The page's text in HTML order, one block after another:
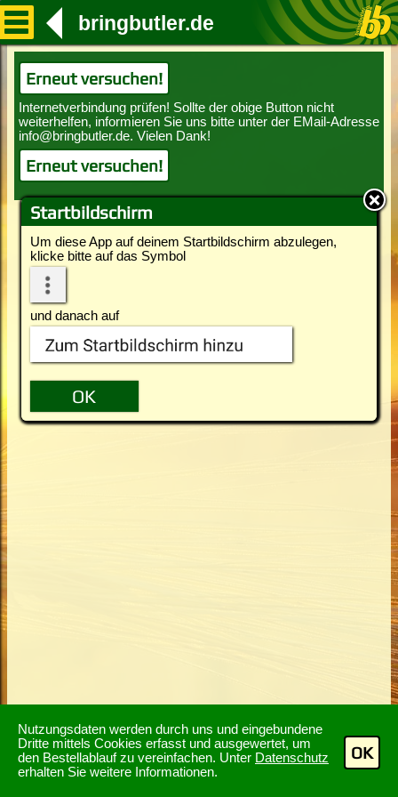
Nutzungsdaten werden durch uns und eingebundene
Dritte mittels Cookies erfasst und ausgewertet, um
den Bestellablauf zu vereinfachen. Unter Datenschutz
erhalten Sie weitere Informationen.
OK
Startbildschirm
Um diese App auf deinem Startbildschirm abzulegen,
klicke bitte auf das Symbol
und danach auf
bringbutler.de
Erneut versuchen!
Erneut versuchen!